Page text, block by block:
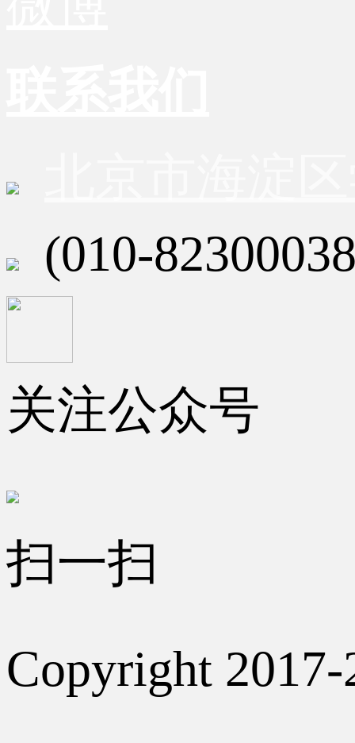
(010-
关注公众号
扫一扫
Copyright